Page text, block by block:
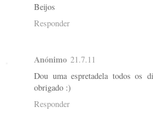
Beijos
Responder
Anónimo 21.7.11
Dou uma espretadela todos os
obrigado :)
Responder